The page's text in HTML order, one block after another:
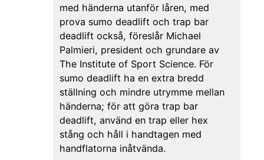
med händerna utanför låren, med
prova sumo deadlift och trap bar
deadlift också, föreslår Michael
Palmieri, president och grundare av
The Institute of Sport Science. För
sumo deadlift ha en extra bredd
ställning och mindre utrymme mellan
händerna; för att göra trap bar
deadlift, använd en trap eller hex
stång och håll i handtagen med
handflatorna inåtvända.